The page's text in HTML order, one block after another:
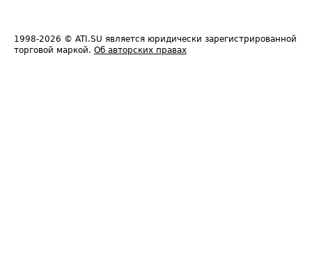
1998-2026 © ATI.SU является юридически зарегистрированной
торговой маркой. Об авторских правах